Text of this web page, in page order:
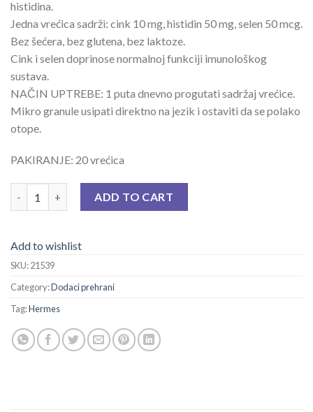
histidina.
Jedna vrećica sadrži: cink 10 mg, histidin 50 mg, selen 50 mcg.
Bez šećera, bez glutena, bez laktoze.
Cink i selen doprinose normalnoj funkciji imunološkog
sustava.
NAČIN UPTREBE: 1 puta dnevno progutati sadržaj vrećice.
Mikro granule usipati direktno na jezik i ostaviti da se polako
otope.
PAKIRANJE: 20 vrećica
ADD TO CART
Add to wishlist
SKU:21539
Category:Dodaci prehrani
Tag:Hermes